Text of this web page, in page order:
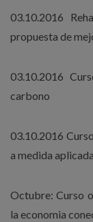
03.10.2016
propuesta de
03.10.2016
carbono
03.10.2016
a medida
Octubre: Curso
la economia